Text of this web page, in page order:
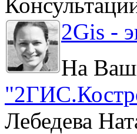
2Gis -
На
Лебедева